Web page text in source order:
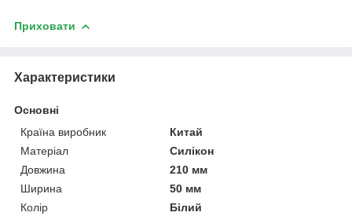
Приховати
Характеристики
Основні
Країна виробник
Китай
Матеріал
Силікон
Довжина
210 мм
Ширина
50 мм
Колір
Білий